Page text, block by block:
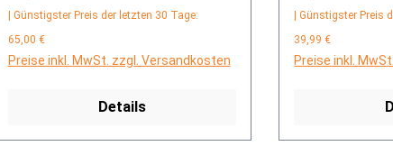
| Günstigster Preis der letzten 30 Tage:
65,00 €
Preise inkl. MwSt. zzgl. Versandkosten
Details
| Günstigster Preis
39,99 €
Preise inkl.